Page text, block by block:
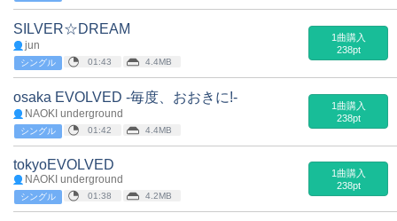
SILVER☆DREAM
jun
シングル 01:43 4.4MB
1曲購入
238pt
osaka EVOLVED -毎度、おおきに!-
NAOKI underground
シングル 01:42 4.4MB
1曲購入
238pt
tokyoEVOLVED
NAOKI underground
シングル 01:38 4.2MB
1曲購入
238pt